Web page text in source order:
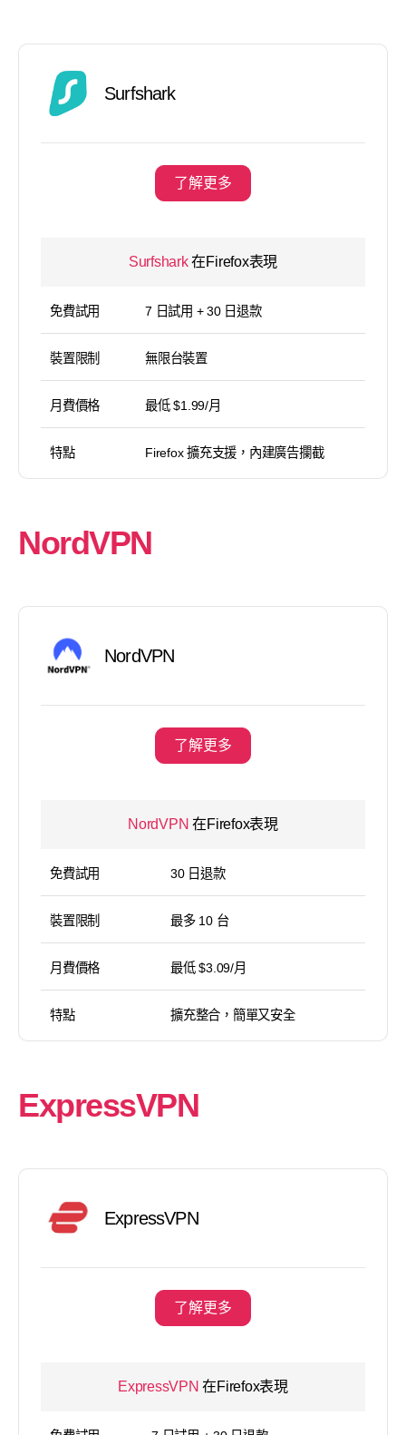
Surfshark
了解更多
Surfshark在Firefox表現
免費試用 7 日試用 + 30 日退款
裝置限制 無限台裝置
月費價格 最低 $1.99/月
特點 Firefox 擴充支援，內建廣告攔截
NordVPN
NordVPN
了解更多
NordVPN 在Firefox表現
免費試用 30 日退款
裝置限制 最多 10 台
月費價格 最低 $3.09/月
特點 擴充整合，簡單又安全
ExpressVPN
ExpressVPN
了解更多
ExpressVPN 在Firefox表現